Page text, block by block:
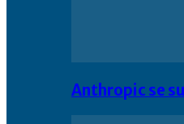
Anthropic se